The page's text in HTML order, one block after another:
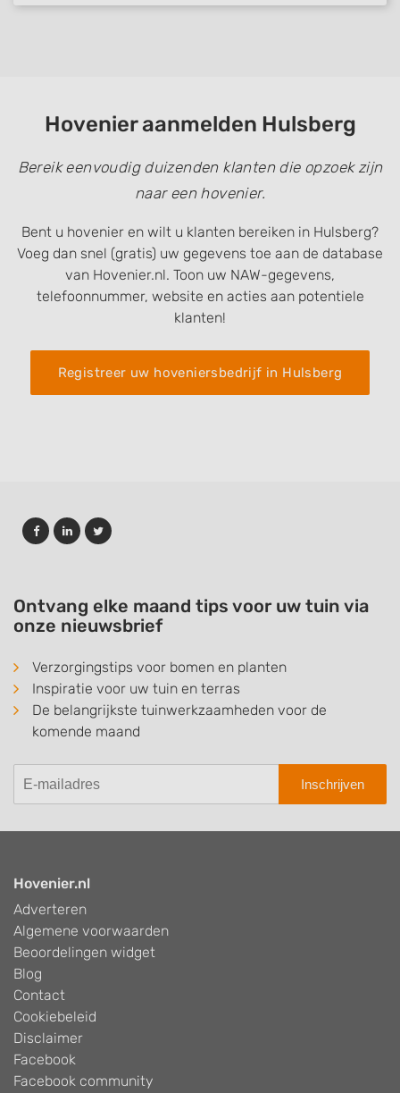
Hovenier aanmelden Hulsberg
Bereik eenvoudig duizenden klanten die opzoek zijn
naar een hovenier.
Bent u hovenier en wilt u klanten bereiken in Hulsberg?
Voeg dan snel (gratis) uw gegevens toe aan de database
van Hovenier.nl. Toon uw NAW-gegevens,
telefoonnummer, website en acties aan potentiele
klanten!
Registreer uw hoveniersbedrijf in Hulsberg
Ontvang elke maand tips voor uw tuin via
onze nieuwsbrief
Verzorgingstips voor bomen en planten
Inspiratie voor uw tuin en terras
De belangrijkste tuinwerkzaamheden voor de
komende maand
Inschrijven
Hovenier.nl
Adverteren
Algemene voorwaarden
Beoordelingen widget
Blog
Contact
Cookiebeleid
Disclaimer
Facebook
Facebook community